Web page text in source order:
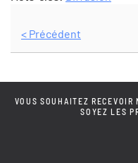
< Précédent
VOUS SOUHAITEZ
SOYEZ LES